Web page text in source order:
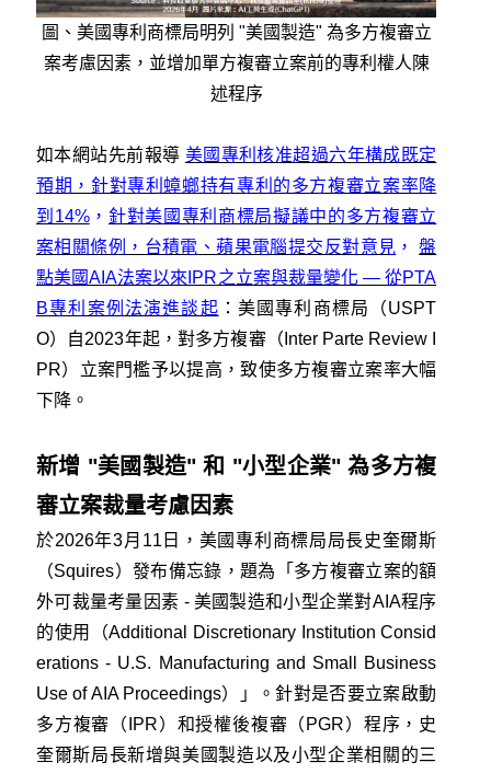
圖、美國專利商標局明列 "美國製造" 為多方複審立
案考慮因素，並增加單方複審立案前的專利權人陳
述程序
如本網站先前報導 美國專利核准超過六年構成既定
預期，針對專利蟑螂持有專利的多方複審立案率降
到14%， 針對美國專利商標局擬議中的多方複審立
案相關條例，台積電、蘋果電腦提交反對意見 ，盤
點美國AIA法案以來IPR之立案與裁量變化 — 從PTA
B專利案例法演進談起 ：美國專利商標局（USPT
O）自2023年起，對多方複審（Inter Parte Review I
PR）立案門檻予以提高，致使多方複審立案率大幅
下降。
新增 "美國製造" 和 "小型企業" 為多方複
審立案裁量考慮因素
於2026年3月11日，美國專利商標局局長史奎爾斯
（Squires）發布備忘錄，題為「多方複審立案的額
外可裁量考量因素 - 美國製造和小型企業對AIA程序
的使用（Additional Discretionary Institution Consid
erations - U.S. Manufacturing and Small Business
Use of AIA Proceedings）」。針對是否要立案啟動
多方複審（IPR）和授權後複審（PGR）程序，史
奎爾斯局長新增與美國製造以及小型企業相關的三